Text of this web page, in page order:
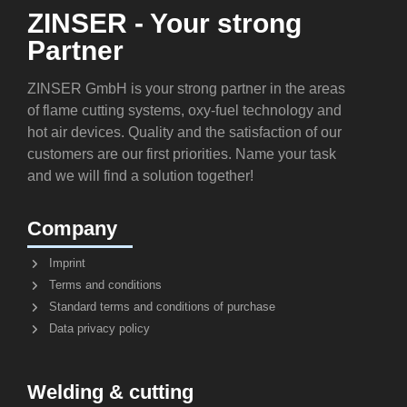
ZINSER - Your strong
Partner
ZINSER GmbH is your strong partner in the areas
of flame cutting systems, oxy-fuel technology and
hot air devices. Quality and the satisfaction of our
customers are our first priorities. Name your task
and we will find a solution together!
Company
Imprint
Terms and conditions
Standard terms and conditions of purchase
Data privacy policy
Welding & cutting